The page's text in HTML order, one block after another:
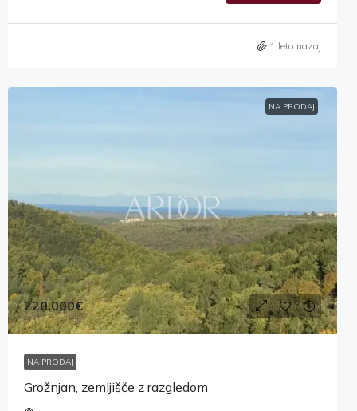
1 leto nazaj
NA PRODAJ
220,000€
NA PRODAJ
Grožnjan, zemljišče z razgledom